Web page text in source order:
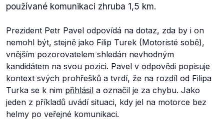
používané komunikaci zhruba 1,5 km.
Prezident Petr Pavel odpovídá na dotaz, zda by i on
nemohl být, stejně jako Filip Turek (Motoristé sobě),
vnějším pozorovatelem shledán nevhodným
kandidátem na svou pozici. Pavel v odpovědi popisuje
kontext svých prohřešků a tvrdí, že na rozdíl od Filipa
Turka se k nim přihlásil a označil je za chybu. Jako
jeden z příkladů uvádí situaci, kdy jel na motorce bez
helmy po veřejné komunikaci.